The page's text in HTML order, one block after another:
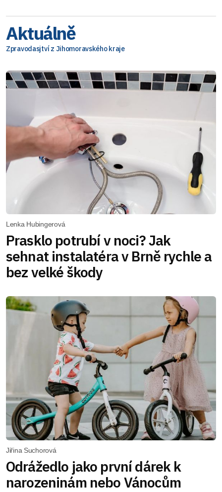
Aktuálně
Zpravodasjtví z Jihomoravského kraje
Lenka Hubingerová
Prasklo potrubí v noci? Jak
sehnat instalatéra v Brně rychle a
bez velké škody
Jiřina Suchorová
Odrážedlo jako první dárek k
narozeninám nebo Vánocům